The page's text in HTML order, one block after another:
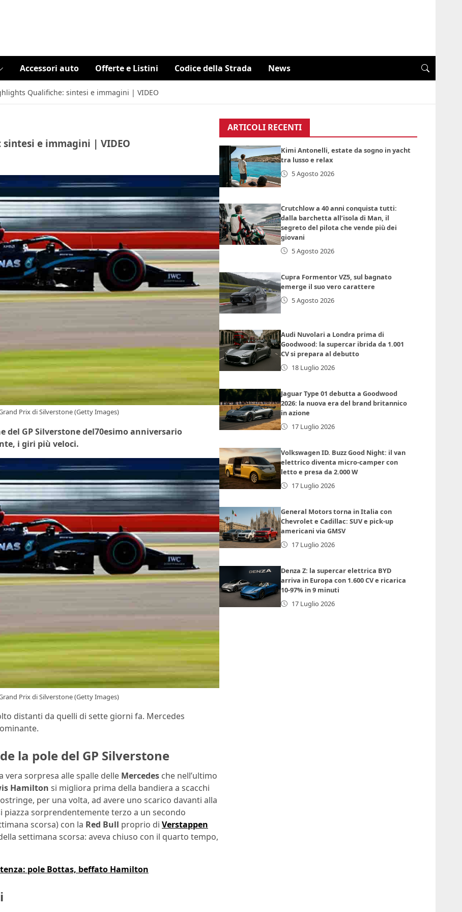
Accessori auto Offerte e Listini Codice della Strada News
Qualifiche: sintesi e immagini | VIDEO
e immagini | VIDEO
Prix di Silverstone (Getty Images)
GP Silverstone del70esimo anniversario
i giri più veloci.
Prix di Silverstone (Getty Images)
distanti da quelli di sette giorni fa. Mercedes
la pole del GP Silverstone
vera sorpresa alle spalle delle Mercedes che nell’ultimo
Hamilton si migliora prima della bandiera a scacchi
per una volta, ad avere uno scarico davanti alla
piazza sorprendentemente terzo a un secondo
scorsa) con la Red Bull proprio di Verstappen
settimana scorsa: aveva chiuso con il quarto tempo,
pole Bottas, beffato Hamilton
ARTICOLI RECENTI
Kimi Antonelli, estate da sogno in yacht
tra lusso e relax
5 Agosto 2026
Crutchlow a 40 anni conquista tutti:
dalla barchetta all’isola di Man, il
segreto del pilota che vende più dei
giovani
5 Agosto 2026
Cupra Formentor VZ5, sul bagnato
emerge il suo vero carattere
5 Agosto 2026
Audi Nuvolari a Londra prima di
Goodwood: la supercar ibrida da 1.001
CV si prepara al debutto
18 Luglio 2026
Jaguar Type 01 debutta a Goodwood
2026: la nuova era del brand britannico
in azione
17 Luglio 2026
Volkswagen ID. Buzz Good Night: il van
elettrico diventa micro-camper con
letto e presa da 2.000 W
17 Luglio 2026
General Motors torna in Italia con
Chevrolet e Cadillac: SUV e pick-up
americani via GMSV
17 Luglio 2026
Denza Z: la supercar elettrica BYD
arriva in Europa con 1.600 CV e ricarica
10-97% in 9 minuti
17 Luglio 2026